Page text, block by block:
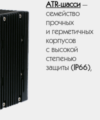
ATR‑шасси —
семейство
прочных
и герметичных
корпусов
с высокой
степенью
защиты (IP66),